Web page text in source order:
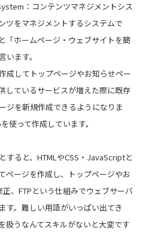
：コンテンツマネジメントシス
ツをマネジメントするシステムで
「ホームページ・ウェブサイトを簡
ます。
成してトップページやお知らせペー
しているサービスが増えた際に既存
ジを新規作成できるようになりま
使って作成しています。
すると、HTMLやCSS・JavaScriptと
ページを作成し、トップページやお
、FTPという仕組みでウェブサーバ
す。難しい用語がいっぱい出てき
扱うなんてスキルがないと大変です